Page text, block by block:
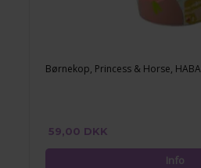
Børnekop, Princess & Horse, HABA
59,00 DKK